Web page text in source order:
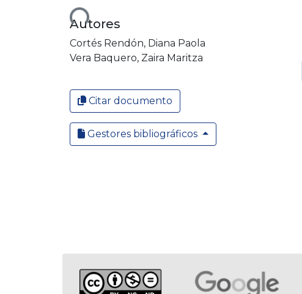
Cargando...
Autores
Cortés Rendón, Diana Paola
Vera Baquero, Zaira Maritza
Citar documento
Gestores bibliográficos